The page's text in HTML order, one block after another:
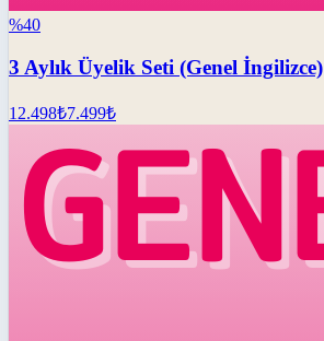
%40
3 Aylık Üyelik Seti (Genel İngilizce)
12.498₺7.499₺